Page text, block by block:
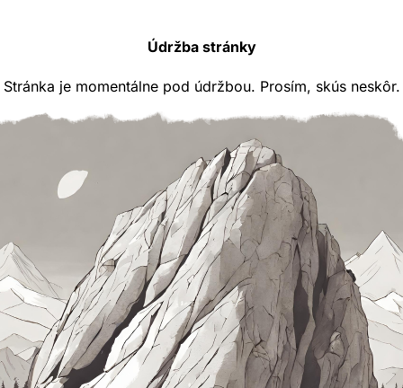
Údržba stránky
Stránka je momentálne pod údržbou. Prosím, skús neskôr.